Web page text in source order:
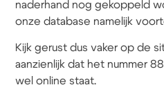
naderhand nog gekoppeld
onze database namelijk
Kijk gerust dus vaker op de
aanzienlijk dat het nummer
wel online staat.